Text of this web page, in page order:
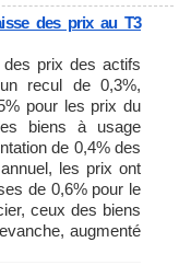
des prix au T3
des prix des actifs
recul de 0,3%,
pour les prix du
biens à usage
de 0,4% des
les prix ont
de 0,6% pour le
ceux des biens
augmenté